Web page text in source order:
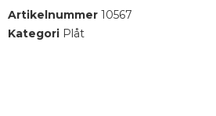
Gejderavstånd : 90 mm.
Artikelnummer 10567
Kategori Plåt